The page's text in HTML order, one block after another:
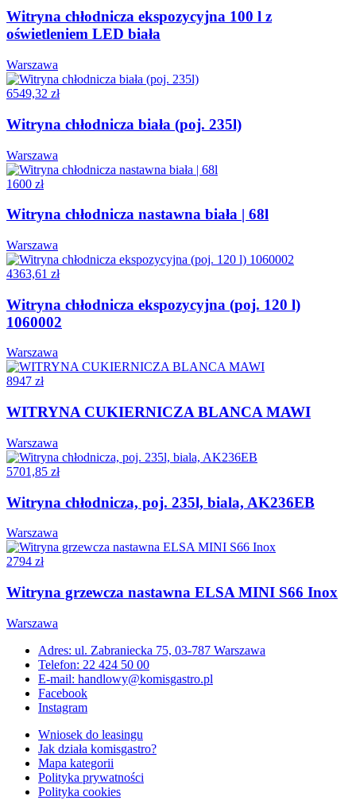
Witryna chłodnicza ekspozycyjna 100 l z
oświetleniem LED biała
Warszawa
6549,32 zł
Witryna chłodnicza biała (poj. 235l)
Warszawa
1600 zł
Witryna chłodnicza nastawna biała | 68l
Warszawa
4363,61 zł
Witryna chłodnicza ekspozycyjna (poj. 120 l)
1060002
Warszawa
8947 zł
WITRYNA CUKIERNICZA BLANCA MAWI
Warszawa
5701,85 zł
Witryna chłodnicza, poj. 235l, biala, AK236EB
Warszawa
2794 zł
Witryna grzewcza nastawna ELSA MINI S66 Inox
Warszawa
Adres: ul. Zabraniecka 75, 03-787 Warszawa
Telefon: 22 424 50 00
E-mail: handlowy@komisgastro.pl
Facebook
Instagram
Wniosek do leasingu
Jak działa komisgastro?
Mapa kategorii
Polityka prywatności
Polityka cookies